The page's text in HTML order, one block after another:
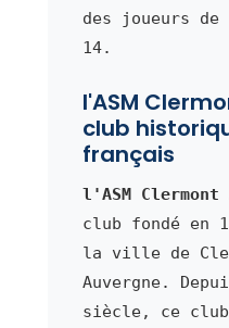
des joueurs de
14.
l'ASM
club
français
l'ASM Clermont
club fondé en
la ville de
Auvergne.
siècle, ce